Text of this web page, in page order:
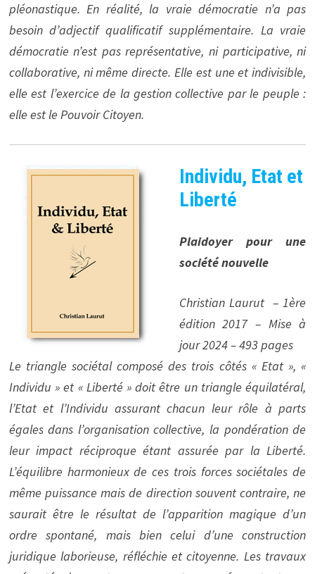
pléonastique. En réalité, la vraie démocratie n’a pas
besoin d’adjectif qualificatif supplémentaire. La vraie
démocratie n’est pas représentative, ni participative, ni
collaborative, ni même directe. Elle est une et indivisible,
elle est l’exercice de la gestion collective par le peuple :
elle est le Pouvoir Citoyen.
Individu, Etat et
Liberté
Plaidoyer pour une
société nouvelle
Christian Laurut – 1ère
édition 2017 – Mise à
jour 2024 – 493 pages
Le triangle sociétal composé des trois côtés « Etat », «
Individu » et « Liberté » doit être un triangle équilatéral,
l’Etat et l’Individu assurant chacun leur rôle à parts
égales dans l’organisation collective, la pondération de
leur impact réciproque étant assurée par la Liberté.
L’équilibre harmonieux de ces trois forces sociétales de
même puissance mais de direction souvent contraire, ne
saurait être le résultat de l’apparition magique d’un
ordre spontané, mais bien celui d’une construction
juridique laborieuse, réfléchie et citoyenne. Les travaux